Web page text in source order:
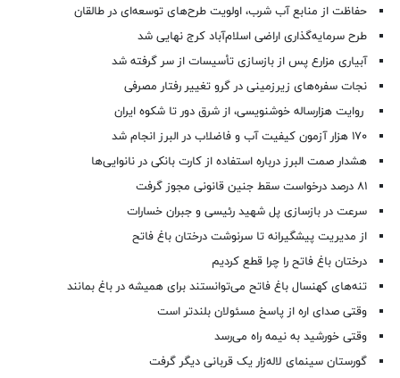
حفاظت از منابع آب شرب، اولویت طرح‌های توسعه‌ای در طالقان
طرح سرمایه‌گذاری اراضی اسلام‌آباد کرج نهایی شد
آبیاری مزارع پس از بازسازی تأسیسات از سر گرفته شد
نجات سفره‌های زیرزمینی در گرو تغییر رفتار مصرفی
روایت هزارساله خوشنویسی، از شرق دور تا شکوه ایران
۱۷۰ هزار آزمون کیفیت آب و فاضلاب در البرز انجام شد
هشدار صمت البرز درباره استفاده از کارت بانکی در نانوایی‌ها
۸۱ درصد درخواست‌ سقط جنین قانونی مجوز گرفت
سرعت در بازسازی پل شهید رئیسی و جبران خسارات
از مدیریت پیشگیرانه تا سرنوشت درختان باغ فاتح
درختان باغ فاتح را چرا قطع کردیم
تنه‌های کهنسال باغ فاتح می‌توانستند برای همیشه در باغ بمانند
وقتی صدای اره از پاسخ مسئولان بلندتر است
وقتی خورشید به نیمه راه می‌رسد
گورستان سینمای لاله‌زار یک قربانی دیگر گرفت